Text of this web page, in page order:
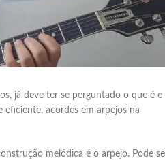
já deve ter se perguntado o que é e
acordes em arpejos na
melódica é o arpejo. Pode se